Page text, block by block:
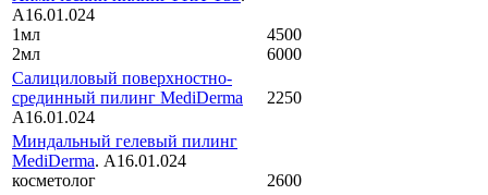
А16.01.024
1мл
2мл
4500
6000
Салициловый поверхностно-
срединный пилинг MediDerma
А16.01.024
2250
Миндальный гелевый пилинг
MediDerma. А16.01.024
косметолог
2600